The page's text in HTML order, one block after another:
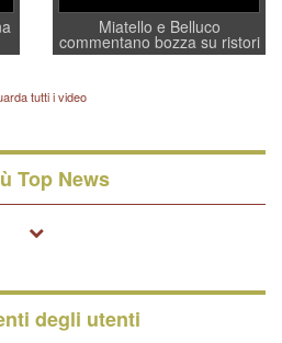
Miatello e Belluco
commentano bozza su ristori
BPVi e Veneto Banca
tutti i video
Top News
degli utenti